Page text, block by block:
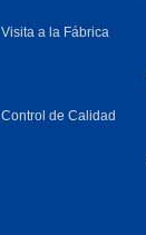
Visita a la Fábrica
Control de Calidad